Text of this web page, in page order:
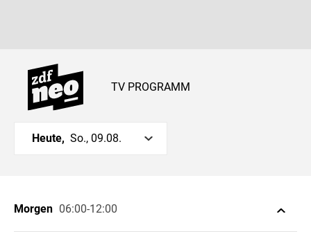
TV PROGRAMM
Heute, So., 09.08.
Morgen 06:00-12:00